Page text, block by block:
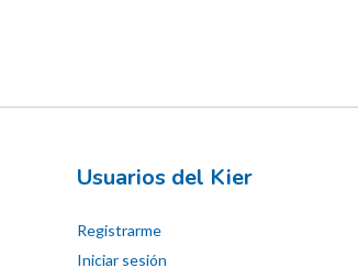
Usuarios del Kier
Registrarme
Iniciar sesión